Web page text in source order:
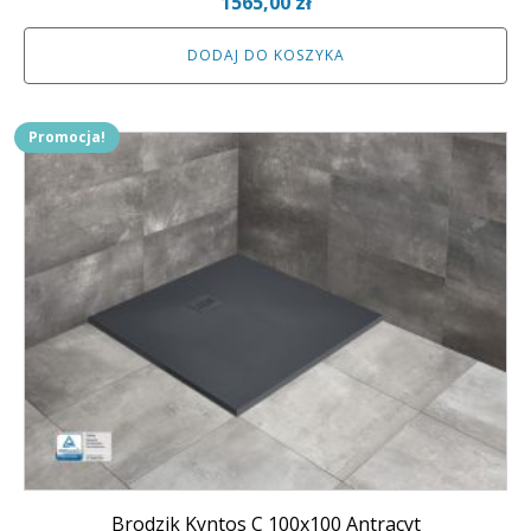
cena
wynosiła:
1739,00 zł.
cena
wynosi:
1565,00 zł.
DODAJ DO KOSZYKA
Promocja!
Brodzik Kyntos C 100x100 Antracyt